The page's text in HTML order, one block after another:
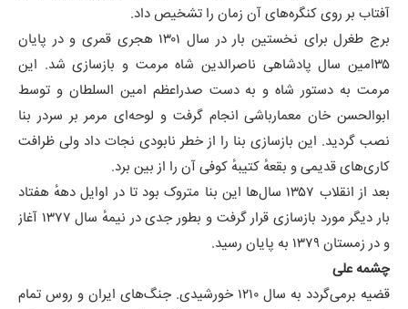
آفتاب بر روی کنگره‌های آن زمان را تشخیص داد.
برج طغرل برای نخستین بار در سال ۱۳۰۱ هجری قمری و در پایان
۳۵امین سال پادشاهی ناصرالدین شاه مرمت و بازسازی شد. این
مرمت به دستور شاه و به دست صدراعظم امین السلطان و توسط
ابوالحسن خان معمارباشی انجام گرفت و لوحه‌ای مرمر بر سردر بنا
نصب گردید. این بازسازی بنا را از خطر نابودی نجات داد ولی ظرافت
کاری‌های قدیمی و بقعهٔ کتیبهٔ کوفی آن را از بین برد.
بعد از انقلاب ۱۳۵۷ سال‌ها این بنا متروک بود تا در اوایل دههٔ هفتاد
بار دیگر مورد بازسازی قرار گرفت و بطور جدی در نیمهٔ سال ۱۳۷۷ آغاز
و در زمستان ۱۳۷۹ به پایان رسید.
چشمه علی
قضیه برمی‌گردد به سال ۱۲۱۰ خورشیدی. جنگ‌های ایران و روس تمام